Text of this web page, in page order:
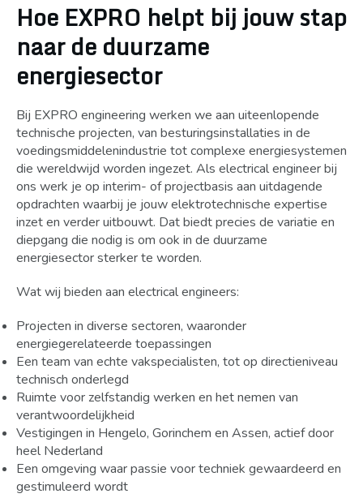
Hoe EXPRO helpt bij jouw stap
naar de duurzame
energiesector
Bij EXPRO engineering werken we aan uiteenlopende
technische projecten, van besturingsinstallaties in de
voedingsmiddelenindustrie tot complexe energiesystemen
die wereldwijd worden ingezet. Als electrical engineer bij
ons werk je op interim- of projectbasis aan uitdagende
opdrachten waarbij je jouw elektrotechnische expertise
inzet en verder uitbouwt. Dat biedt precies de variatie en
diepgang die nodig is om ook in de duurzame
energiesector sterker te worden.
Wat wij bieden aan electrical engineers:
Projecten in diverse sectoren, waaronder
energiegerelateerde toepassingen
Een team van echte vakspecialisten, tot op directieniveau
technisch onderlegd
Ruimte voor zelfstandig werken en het nemen van
verantwoordelijkheid
Vestigingen in Hengelo, Gorinchem en Assen, actief door
heel Nederland
Een omgeving waar passie voor techniek gewaardeerd en
gestimuleerd wordt